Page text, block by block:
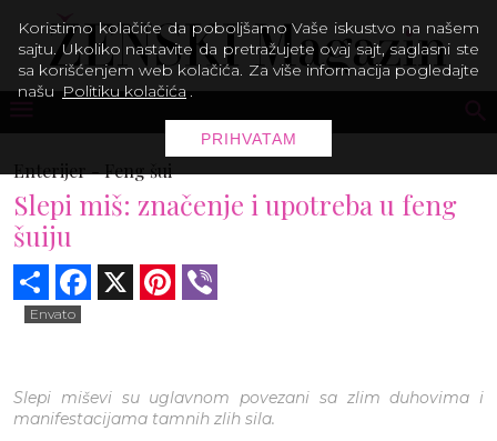
Enterijer -Feng šui
Slepi miš: značenje i upotreba u feng
šuiju
Share Facebook Pinterest
Envato
Slepi miševi su uglavnom povezani sa zlim duhovima i
manifestacijama tamnih zlih sila.
Koristimo kolačiće da poboljšamo Vaše iskustvo na našem
sajtu. Ukoliko nastavite da pretražujete ovaj sajt, saglasni ste
sa korišćenjem web kolačića. Za više informacija pogledajte
našu Politiku kolačića .
PRIHVATAM